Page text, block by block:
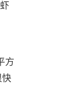
方
快